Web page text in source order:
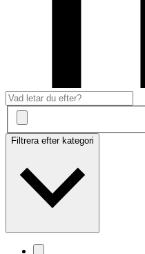
Filtrera efter kategori